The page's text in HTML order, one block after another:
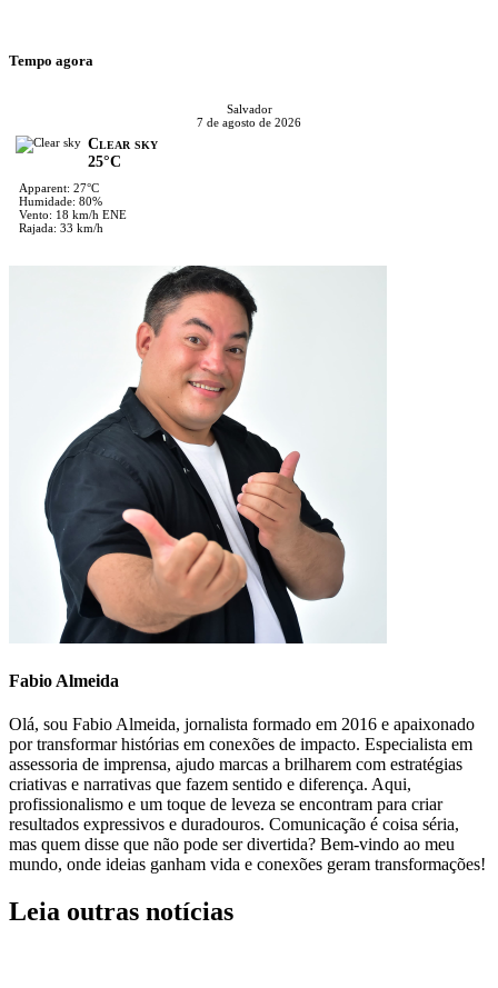
Tempo agora
Salvador
7 de agosto de 2026
Clear sky
25°C
Apparent: 27°C
Humidade: 80%
Vento: 18 km/h ENE
Rajada: 33 km/h
Fabio Almeida
Olá, sou Fabio Almeida, jornalista formado em 2016 e apaixonado
por transformar histórias em conexões de impacto. Especialista em
assessoria de imprensa, ajudo marcas a brilharem com estratégias
criativas e narrativas que fazem sentido e diferença. Aqui,
profissionalismo e um toque de leveza se encontram para criar
resultados expressivos e duradouros. Comunicação é coisa séria,
mas quem disse que não pode ser divertida? Bem-vindo ao meu
mundo, onde ideias ganham vida e conexões geram transformações!
Leia outras notícias